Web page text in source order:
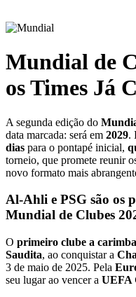
Mundial de
os Times Já
A segunda edição do
data marcada: será em 2029.
dias para o pontapé inicial,
torneio, que promete reunir
novo formato mais
Al-Ahli e PSG são os
Mundial de Clubes
O primeiro clube a
Saudita, ao conquistar a
3 de maio de 2025. Pela
seu lugar ao vencer a UEFA